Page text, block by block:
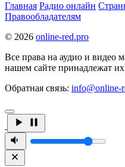
Главная Радио онлайн
Правообладателям
© 2026 online-red.pro
Все права на аудио и видео
нашем сайте принадлежат
Обратная связь: info@online-